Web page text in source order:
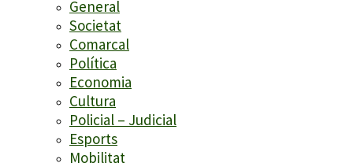
General
Societat
Comarcal
Política
Economia
Cultura
Policial – Judicial
Esports
Mobilitat